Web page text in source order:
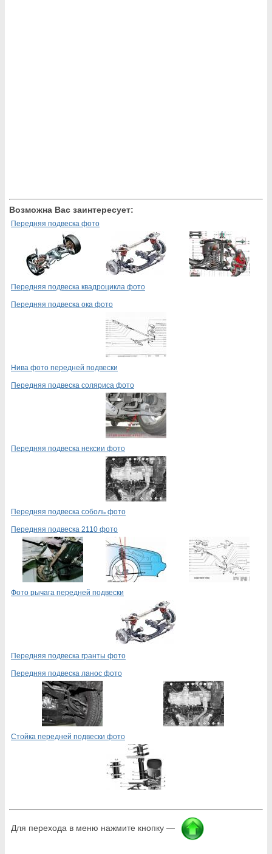
Возможна Вас заинтересует:
Передняя подвеска фото
Передняя подвеска квадроцикла фото
Передняя подвеска ока фото
Нива фото передней подвески
Передняя подвеска соляриса фото
Передняя подвеска нексии фото
Передняя подвеска соболь фото
Передняя подвеска 2110 фото
Фото рычага передней подвески
Передняя подвеска гранты фото
Передняя подвеска ланос фото
Стойка передней подвески фото
Для перехода в меню нажмите кнопку —